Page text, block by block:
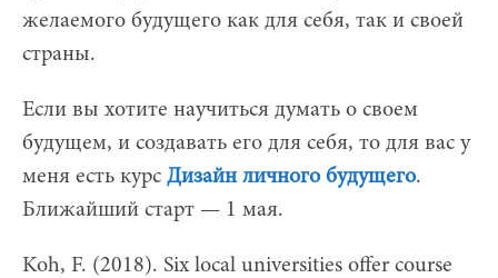
желаемого будущего как для себя, так и своей
страны.
Если вы хотите научиться думать о своем
будущем, и создавать его для себя, то для вас у
меня есть курс Дизайн личного будущего.
Ближайший старт — 1 мая.
Koh, F. (2018). Six local universities offer course